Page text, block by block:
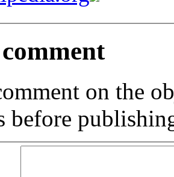
on the
before